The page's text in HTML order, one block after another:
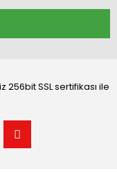
256bit SSL sertifikası ile